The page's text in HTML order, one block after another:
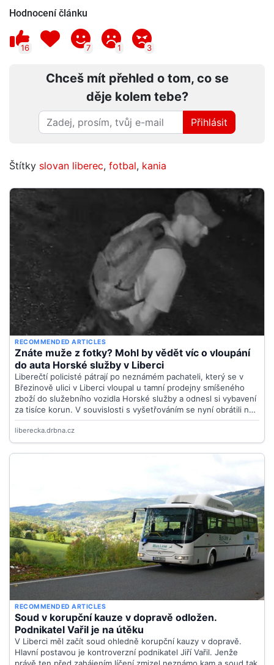
Hodnocení článku
16 7 1 3
Chceš mít přehled o tom, co se
děje kolem tebe?
Přihlásit
Štítky slovan liberec, fotbal, kania